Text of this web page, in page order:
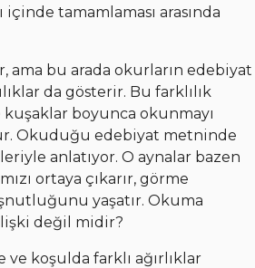
içinde tamamlaması arasında
bu arada okurların edebiyat
da gösterir. Bu farklılık
boyunca okunmayı
Okuduğu edebiyat metninde
anlatıyor. O aynalar bazen
ortaya çıkarır, görme
yaşatır. Okuma
değil midir?
koşulda farklı ağırlıklar